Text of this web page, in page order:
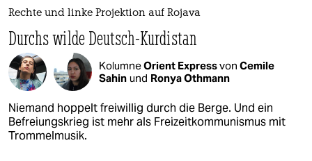
Rechte und linke Projektion auf Rojava
Durchs wilde Deutsch-Kurdistan
KolumneOrient Expressvon Cemile
Sahin und Ronya Othmann
Niemand hoppelt freiwillig durch die Berge. Und ein
Befreiungskrieg ist mehr als Freizeitkommunismus mit
Trommelmusik.